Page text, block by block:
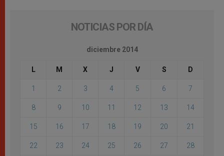
NOTICIAS POR DÍA
diciembre 2014
L M X J V S D
1 2 3 4 5 6 7
8 9 10 11 12 13 14
15 16 17 18 19 20 21
22 23 24 25 26 27 28